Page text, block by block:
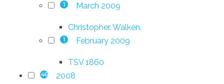
1 March 2009
Christopher. Walken.
1 February 2009
TSV 1860
46 2008